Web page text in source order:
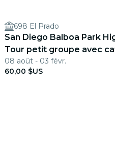
698 El Prado
San Diego Balboa Park
Tour petit groupe avec
08 août - 03 févr.
60,00 $US